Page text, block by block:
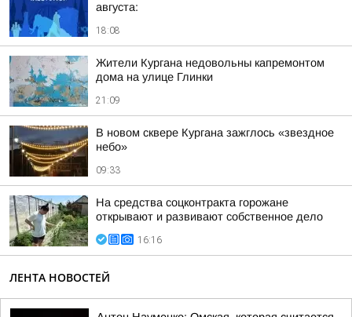
августа:
18:08
Жители Кургана недовольны капремонтом
дома на улице Глинки
21:09
В новом сквере Кургана зажглось «звездное
небо»
09:33
На средства соцконтракта горожане
открывают и развивают собственное дело
16:16
ЛЕНТА НОВОСТЕЙ